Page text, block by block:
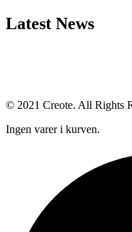
Latest News
© 2021 Creote. All Rights
Ingen varer i kurven.